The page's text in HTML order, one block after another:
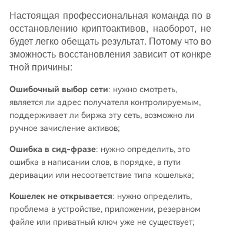
Настоящая профессиональная команда по в
осстановлению криптоактивов, наоборот, не
будет легко обещать результат. Потому что во
зможность восстановления зависит от конкре
тной причины:
Ошибочный выбор сети: нужно смотреть,
является ли адрес получателя контролируемым,
поддерживает ли биржа эту сеть, возможно ли
ручное зачисление активов;
Ошибка в сид-фразе: нужно определить, это
ошибка в написании слов, в порядке, в пути
деривации или несоответствие типа кошелька;
Кошелек не открывается: нужно определить,
проблема в устройстве, приложении, резервном
файле или приватный ключ уже не существует;